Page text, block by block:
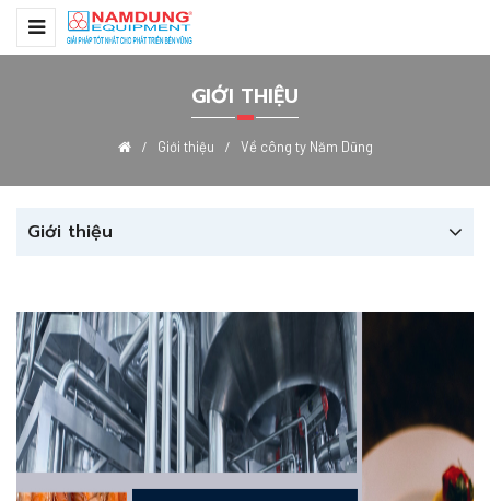
GIỚI THIỆU
Giới thiệu Về công ty Năm Dũng
Giới thiệu